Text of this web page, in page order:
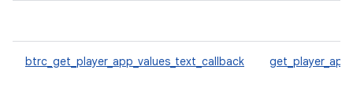
btrc_get_player_app_values_text_callback